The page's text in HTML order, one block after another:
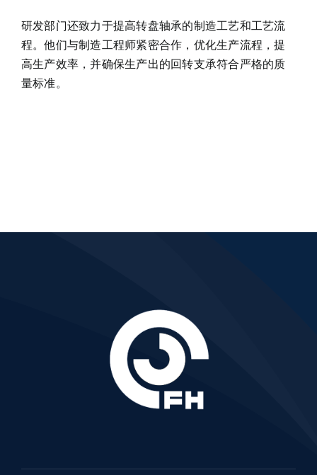
研发部门还致力于提高转盘轴承的制造工艺和工艺流
程。他们与制造工程师紧密合作，优化生产流程，提
高生产效率，并确保生产出的回转支承符合严格的质
量标准。